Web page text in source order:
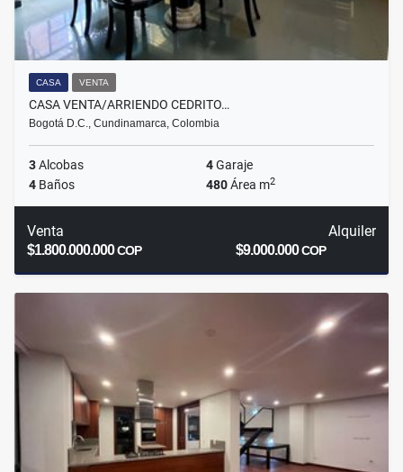
CASA VENTA
CASA VENTA/ARRIENDO CEDRITO…
Bogotá D.C., Cundinamarca, Colombia
3Alcobas 4Garaje
4 Baños 480Área m2
Venta
$1.800.000.000COP
Alquiler
$9.000.000COP